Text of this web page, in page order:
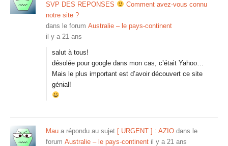
SVP DES REPONSES
Comment avez-vous connu
notre site ?
dans le forum Australie – le pays-continent
il y a 21 ans
salut à tous!
désolée pour google dans mon cas, c’était Yahoo…
Mais le plus important est d’avoir découvert ce site
génial!
Mau a répondu au sujet [ URGENT ] : AZIO dans le
forum Australie – le pays-continent il y a 21 ans